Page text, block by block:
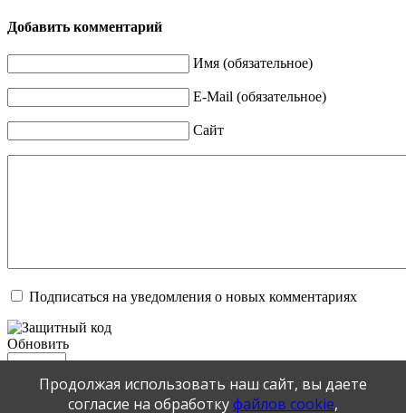
Добавить комментарий
Имя (обязательное)
E-Mail (обязательное)
Сайт
Подписаться на уведомления о новых комментариях
Обновить
Отправить
JComments
Продолжая использовать наш сайт, вы даете
согласие на обработкуфайлов cookie,